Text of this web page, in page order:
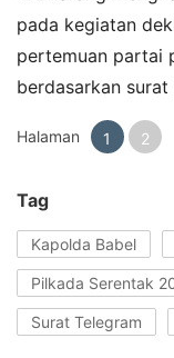
pada kegiatan
pertemuan partai
berdasarkan
Halaman 1 2
Tag
Kapolda Babel
Pilkada Serentak
Surat Telegram